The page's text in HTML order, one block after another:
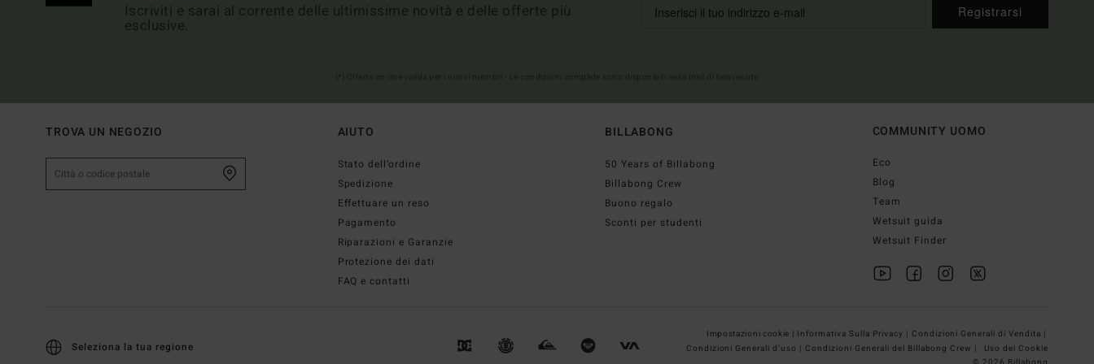
Iscriviti e sarai al corrente delle ultimissime novità e delle offerte più
esclusive.
Registrarsi
TROVA UN NEGOZIO AIUTO
Stato dell’ordine
Spedizione
Effettuare un reso
Pagamento
Riparazioni e Garanzie
Protezione dei dati
FAQ e contatti
BILLABONG
50 Years of Billabong
Billabong Crew
Buono regalo
Sconti per studenti
COMMUNITY UOMO
Eco
Blog
Team
Wetsuit guida
Wetsuit Finder
Seleziona la tua regione
Impostazioni cookie | Informativa Sulla Privacy | Condizioni Generali di Vendita |
Condizioni Generali d’uso | Condizioni Generali del Billabong Crew |
Uso dei Cookie